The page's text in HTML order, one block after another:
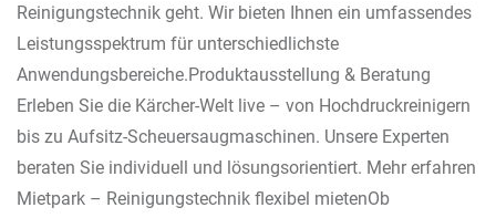
Reinigungstechnik geht. Wir bieten Ihnen ein umfassendes
Leistungsspektrum für unterschiedlichste
Anwendungsbereiche.Produktausstellung & Beratung
Erleben Sie die Kärcher-Welt live – von Hochdruckreinigern
bis zu Aufsitz-Scheuersaugmaschinen. Unsere Experten
beraten Sie individuell und lösungsorientiert. Mehr erfahren
Mietpark – Reinigungstechnik flexibel mietenOb